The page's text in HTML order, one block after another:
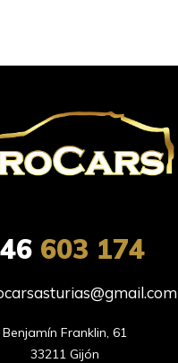
603 174
Benjamín Franklin, 61
33211 Gijón